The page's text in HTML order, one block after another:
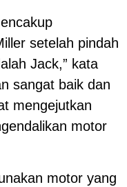
setelah pindah
Jack,” kata
sangat baik dan
mengejutkan
motor
motor yang